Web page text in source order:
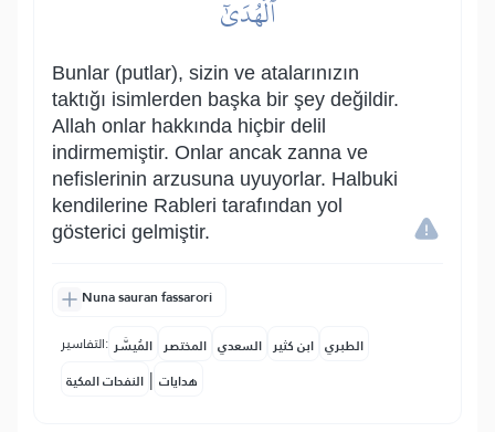
ٱلۡهُدَىٰٓ
Bunlar (putlar), sizin ve atalarınızın
taktığı isimlerden başka bir şey değildir.
Allah onlar hakkında hiçbir delil
indirmemiştir. Onlar ancak zanna ve
nefislerinin arzusuna uyuyorlar. Halbuki
kendilerine Rableri tarafından yol
gösterici gelmiştir.
Nuna sauran fassarori
التفاسير: المُيسَّر المختصر السعدي ابن كثير الطبري
النفحات المكية | هدايات